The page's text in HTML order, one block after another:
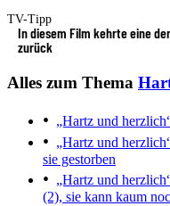
TV-Tipp
In diesem Film kehrte eine
zurück
Alles zum Thema
„Hartz und
„Hartz und
sie gestorben
„Hartz und
(2), sie kann kaum